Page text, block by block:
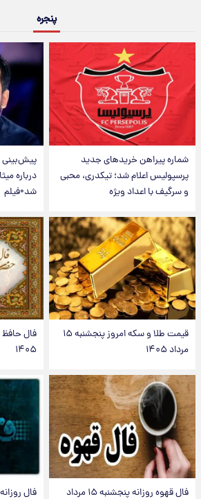
پنجره
شماره پیراهن خریدهای جدید
پرسپولیس اعلام شد؛ تیکدری، محبی
و سرگیف با اعداد ویژه
پیش‌بینی
درباره
شد+فیلم
قیمت طلا و سکه امروز پنجشنبه ۱۵
مرداد ۱۴۰۵
۱۴۰۵
فال قهوه روزانه پنجشنبه ۱۵ مرداد